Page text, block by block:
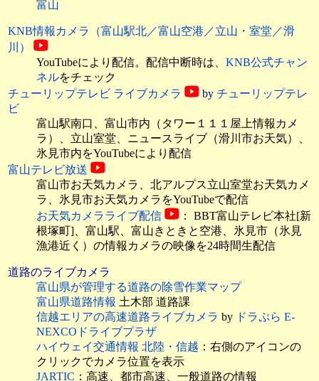
富山
KNB情報カメラ（富山駅北／富山空港／立山・室堂／滑
川）
YouTubeにより配信。配信中断時は、 KNB公式チャン
ネルをチェック
チューリップテレビ ライブカメラ
by チューリップテレ
ビ
富山駅南口、富山市内（タワー１１１屋上情報カメ
ラ）、立山室堂、ニュースライブ（滑川市お天気）、
氷見市内をYouTubeにより配信
富山テレビ放送
富山市お天気カメラ、北アルプス立山室堂お天気カメ
ラ、氷見市お天気カメラをYouTubeで配信
お天気カメラライブ配信
： BBT富山テレビ本社[新
根塚町]、富山駅、富山きときと空港、氷見市（氷見
漁港近く）の情報カメラの映像を24時間生配信
道路のライブカメラ
富山県が管理する道路の除雪作業マップ
富山県道路情報 土木部 道路課
信越エリアの高速道路ライブカメラ by ドラぷら E-
NEXCOドライブプラザ
ハイウェイ交通情報 北陸・信越 ：右側のアイコンの
クリックでカメラ位置を表示
JARTIC ：高速、都市高速、一般道路の情報